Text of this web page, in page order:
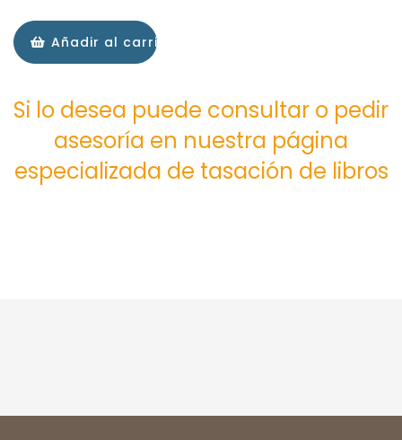
Añadir al carrito
Si lo desea puede consultar o pedir
asesoría en nuestra página
especializada de tasación de libros